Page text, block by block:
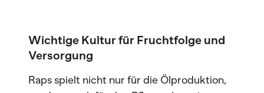
Wichtige Kultur für Fruchtfolge und
Versorgung
Raps spielt nicht nur für die Ölproduktion,